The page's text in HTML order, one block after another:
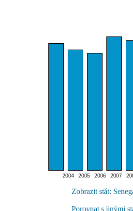
2004 2005 2006 2007
Zobrazit stát:
Porovnat s jinými